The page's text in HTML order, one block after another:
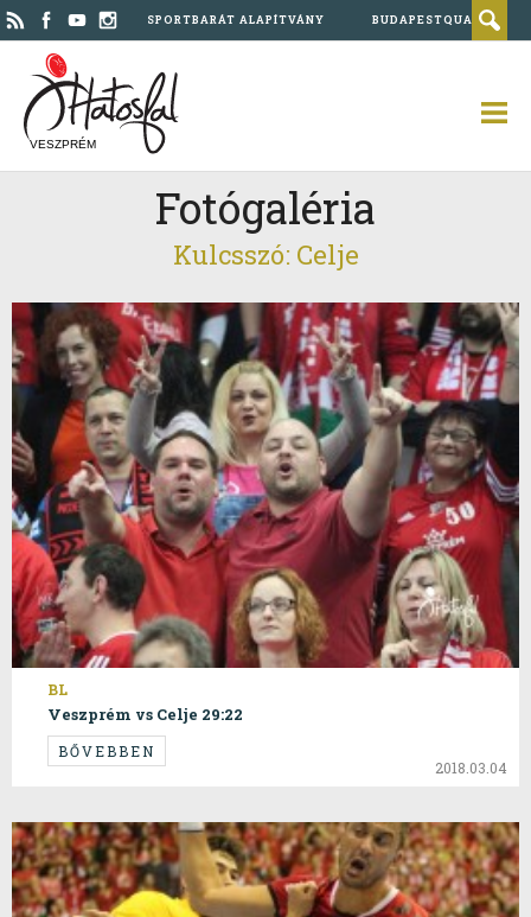
SPORTBARÁT ALAPÍTVÁNY BUDAPESTQUAD
VESZPRÉM
Fotógaléria
Kulcsszó: Celje
BL
Veszprém vs Celje 29:22
BŐVEBBEN
2018.03.04